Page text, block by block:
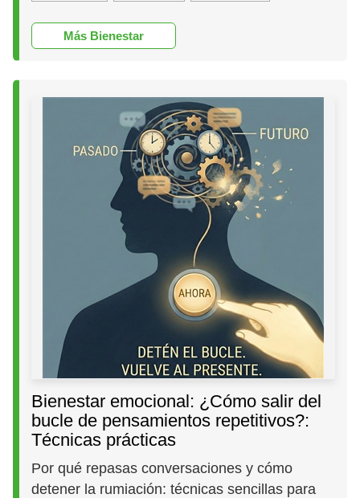
Más Bienestar
Bienestar emocional: ¿Cómo salir del
bucle de pensamientos repetitivos?:
Técnicas prácticas
Por qué repasas conversaciones y cómo
detener la rumiación: técnicas sencillas para